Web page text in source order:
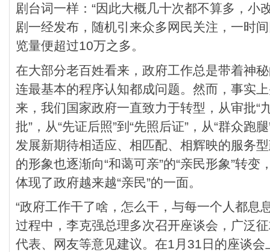
剧台词一样：“因此大概几十次都不算多，小
剧一经发布，随机引来众多网民关注，一时
览量便超过10万之多。
在大部分老百姓看来，政府工作总是带着神
连最基本的程序认知都成问题。然而，事实
来，我们国家政府一直致力于转型，从审批“
批”，从“先证后照”到“先照后证”，从“群众跑
发展新期待相适应、相匹配、相辉映的服务
的形象也逐渐向“和蔼可亲”的“亲民形象”转变
体现了政府越来越“亲民”的一面。
“政府工作干了啥，怎么干，与每一个人都息
过程中，李克强总理多次召开座谈会，广泛
代表、网友等意见建议。在1月31日的座谈